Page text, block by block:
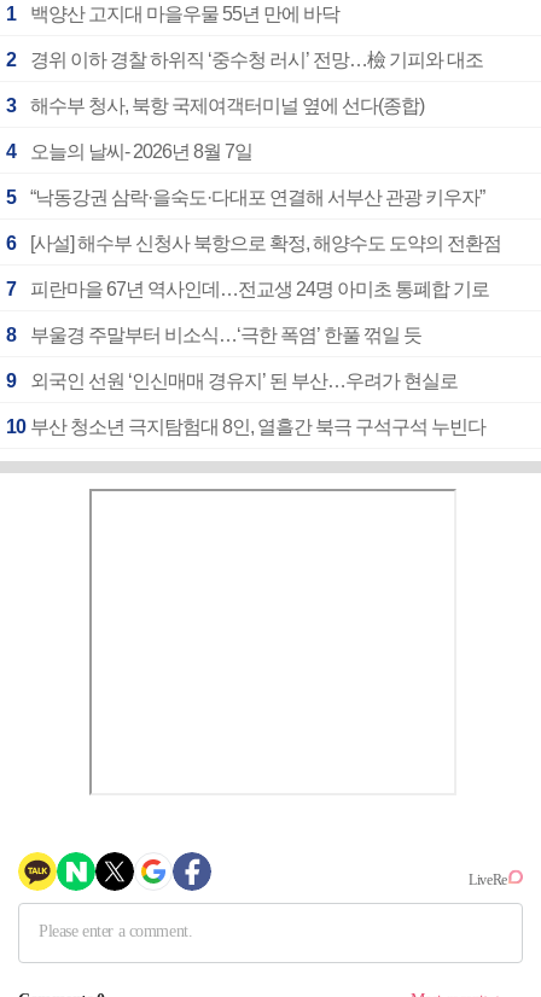
1 백양산 고지대 마을우물 55년 만에 바닥
2 경위 이하 경찰 하위직 ‘중수청 러시’ 전망…檢 기피와 대조
3 해수부 청사, 북항 국제여객터미널 옆에 선다(종합)
4 오늘의 날씨- 2026년 8월 7일
5 “낙동강권 삼락·을숙도·다대포 연결해 서부산 관광 키우자”
6 [사설] 해수부 신청사 북항으로 확정, 해양수도 도약의 전환점
7 피란마을 67년 역사인데…전교생 24명 아미초 통폐합 기로
8 부울경 주말부터 비소식…‘극한 폭염’ 한풀 꺾일 듯
9 외국인 선원 ‘인신매매 경유지’ 된 부산…우려가 현실로
10 부산 청소년 극지탐험대 8인, 열흘간 북극 구석구석 누빈다